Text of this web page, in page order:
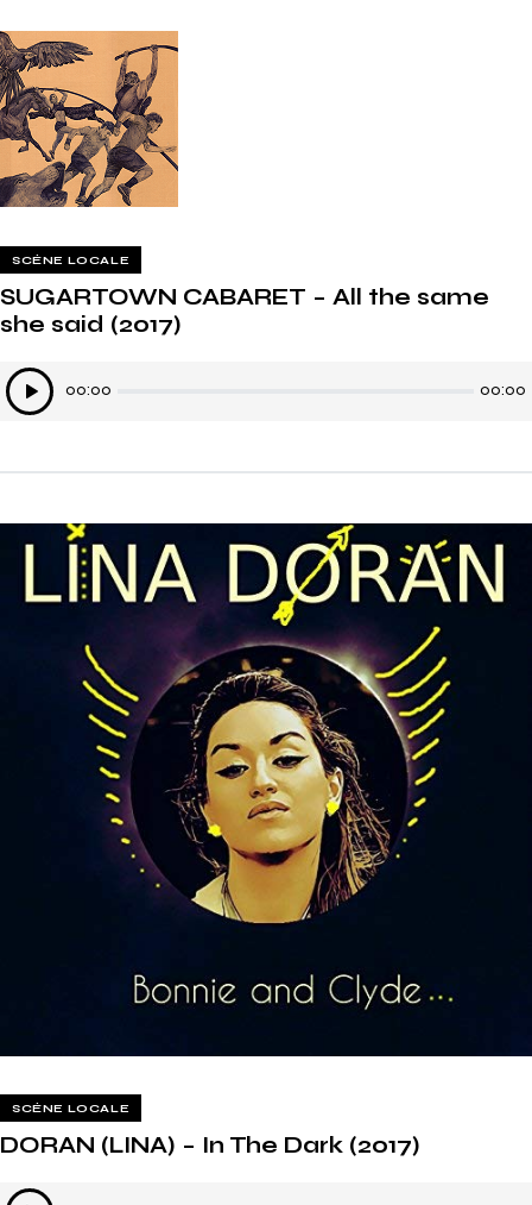
SCÈNE LOCALE
SUGARTOWN CABARET – All the same
she said (2017)
Lecteur
audio
00:00 00:00
SCÈNE LOCALE
DORAN (LINA) – In The Dark (2017)
Lecteur